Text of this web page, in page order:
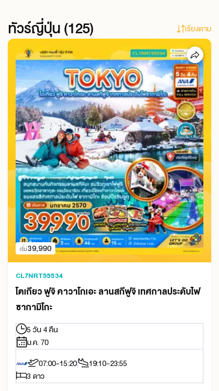
ทัวร์ญี่ปุ่น (125) เรียงตาม
เริ่ม39,990
CL7NRT55534
โตเกียว ฟูจิ คาวาโกเอะ ลานสกีฟูจิ เทศกาลประดับไฟ
ซากามิโกะ
5 วัน 4 คืน
ม.ค. 70
07:00-15:20
19:10-23:55
3 ดาว